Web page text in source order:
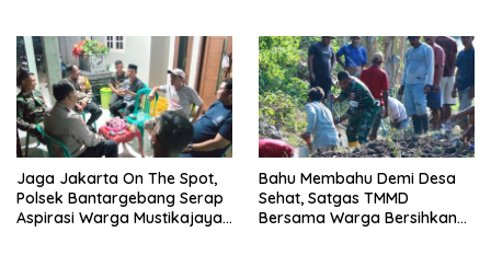
Jaga Jakarta On The Spot,
Polsek Bantargebang Serap
Aspirasi Warga Mustikajaya
Bahu Membahu Demi Desa
Sehat, Satgas TMMD
Bersama Warga Bersihkan